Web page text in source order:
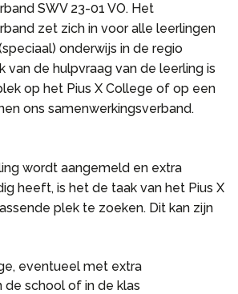
SWV 23-01 VO. Het
zet zich in voor alle leerlingen
onderwijs in de regio
van de hulpvraag van de leerling is
op het Pius X College of op een
ons samenwerkingsverband.
wordt aangemeld en extra
heeft, is het de taak van het Pius X
plek te zoeken. Dit kan zijn
eventueel met extra
de school of in de klas